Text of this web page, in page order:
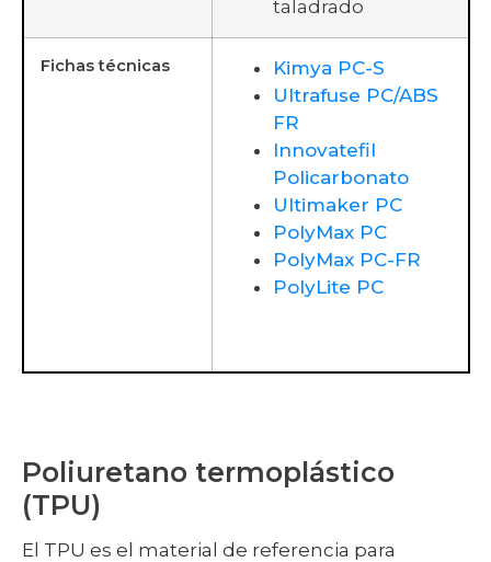
taladrado
Fichas técnicas
Kimya PC-S
Ultrafuse PC/ABS
FR
Innovatefil
Policarbonato
Ultimaker PC
PolyMax PC
PolyMax PC-FR
PolyLite PC
Poliuretano termoplástico
(TPU)
El TPU es el material de referencia para